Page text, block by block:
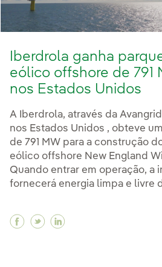
Iberdrola ganha
eólico offshore de 791
nos Estados Unidos
A Iberdrola, através da
nos Estados Unidos , obteve
de 791 MW para a construção
eólico offshore New England
Quando entrar em operação, a
fornecerá energia limpa e livre
Facebook Iberdrola ganha
Twitter Iberdrola
Linkedin Iberdrola